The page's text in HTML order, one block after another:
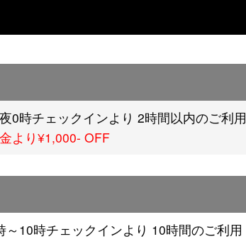
0時チェックインより 2時間以内のご利用
より¥1,000- OFF
～10時チェックインより 10時間のご利用